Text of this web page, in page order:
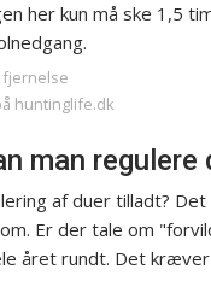
her kun må ske 1,5
fjernelse
huntinglife.dk
man regulere
af duer tilladt?
Er der tale om
året rundt. Det kræver